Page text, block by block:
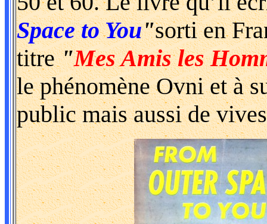
Space to You"sorti en
titre"Mes Amis les
le phénomène Ovni et à
public mais aussi de